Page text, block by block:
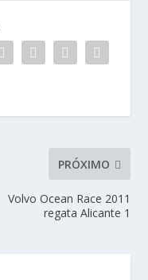
PRÓXIMO
Volvo Ocean Race 2011
regata Alicante 1